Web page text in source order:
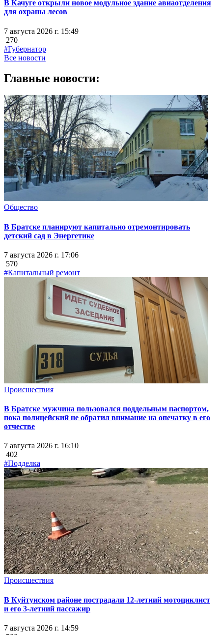
В Качуге открыли новое модульное здание авиаотделения
для охраны лесов
7 августа 2026 г. 15:49
270
#Губернатор
Все новости
Главные новости:
Общество
В Братске планируют капитально отремонтировать
детский сад в Энергетике
7 августа 2026 г. 17:06
570
#Капитальный ремонт
Происшествия
В Братске мужчина пользовался поддельным паспортом,
пока полицейский не обратил внимание на опечатку в его
отчестве
7 августа 2026 г. 16:10
402
#Подделка
Происшествия
В Куйтунском районе пострадали 12-летний мотоциклист
и его 3-летний пассажир
7 августа 2026 г. 14:59